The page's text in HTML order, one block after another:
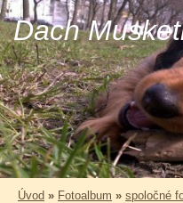
Dach
Úvod » Fotoalbum » spoločné